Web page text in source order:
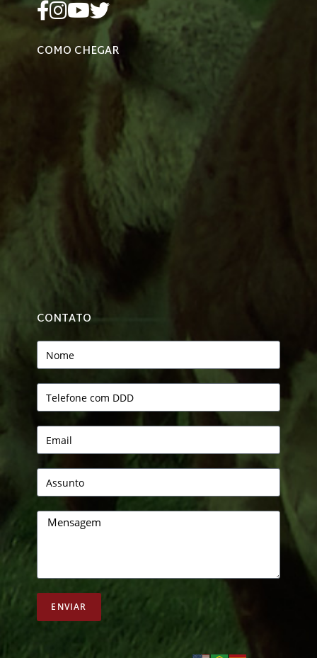
COMO CHEGAR
CONTATO
ENVIAR